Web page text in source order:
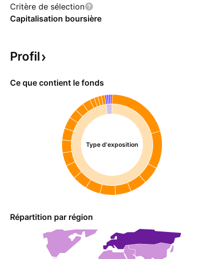
Critère de sélection
Capitalisation boursière
Profil
Ce que contient le fonds
Type d'exposition
Répartition par région